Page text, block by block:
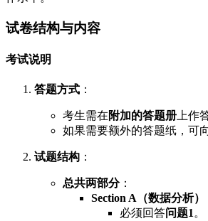
试卷结构与内容
考试说明
答题方式 ：
考生需在附加的答题册上作
如果需要额外的答题纸，可
试题结构 ：
总共两部分：
Section A（数据分析）
必须回答问题1。